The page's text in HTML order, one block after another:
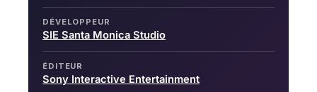
DÉVELOPPEUR
SIE Santa Monica Studio
ÉDITEUR
Sony Interactive Entertainment